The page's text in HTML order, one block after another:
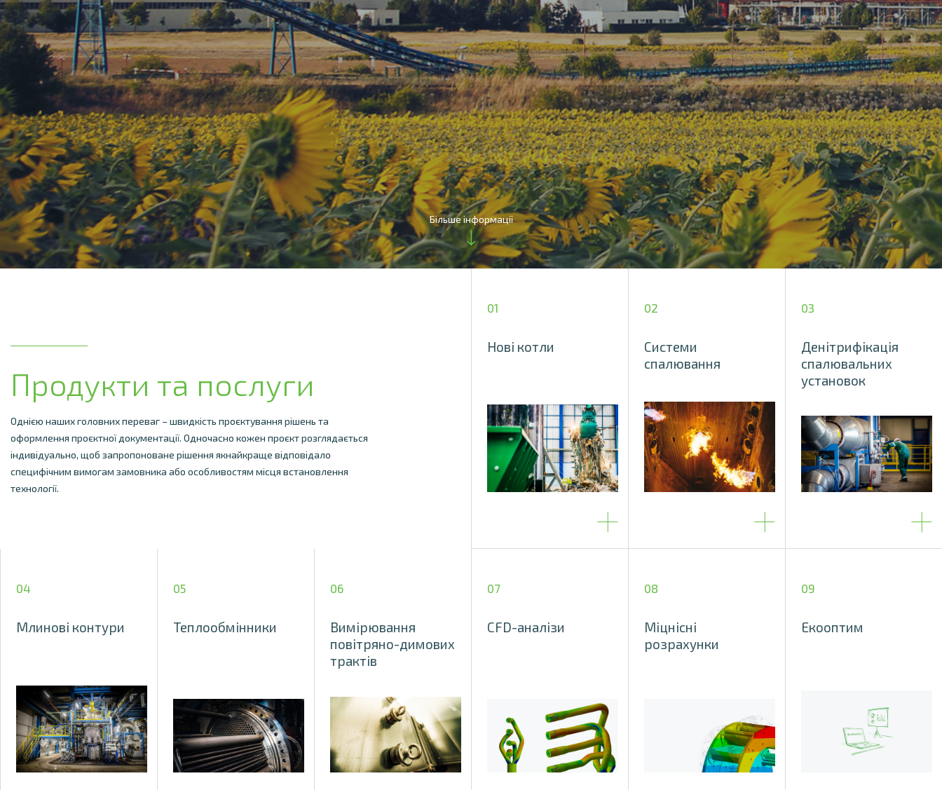
Більше інформації
Продукти та послуги
Однією наших головних переваг – швидкість проєктування рішень та
оформлення проєктної документації. Одночасно кожен проєкт розглядається
індивідуально, щоб запропоноване рішення якнайкраще відповідало
специфічним вимогам замовника або особливостям місця встановлення
технології.
01
Нові котли
02
Системи
спалювання
03
Денітрифікація
спалювальних
установок
04
Млинові контури
05
Теплообмінники
06
Вимірювання
повітряно-димових
трактів
07
CFD-аналізи
08
Міцнісні
розрахунки
09
Екооптим